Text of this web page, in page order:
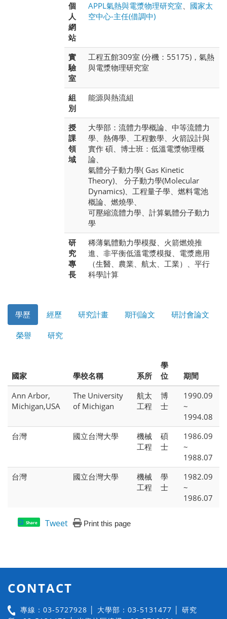
個
人
網
站
APPL氣熱與電漿物理研究室、 國家太
空中心-主任(借調中)
實
驗
室
工程五館309室 (分機：55175)，氣熱
與電漿物理研究室
組
別
能源與熱流組
授
課
領
域
大學部：流體力學概論、中等流體力
學、熱傳學、工程數學、火箭設計與
實作 碩、博士班：低溫電漿物理概
論、
氣體分子動力學( Gas Kinetic
Theory)、 分子動力學(Molecular
Dynamics)、工程量子學、燃料電池
概論、燃燒學、
可壓縮流體力學、計算氣體分子動力
學
研
究
專
長
稀薄氣體動力學模擬、火箭燃燒推
進、非平衡低溫電漿模擬、電漿應用
（生醫、農業、航太、工業）、平行
科學計算
學歷 經歷 研究計畫 期刊論文 研討會論文
榮譽 研究
國家 學校名稱 系所
學
位
期間
Ann Arbor,
Michigan,USA
The University
of Michigan
航太
工程
博
士
1990.09
~
1994.08
台灣
國立台灣大學
機械
工程
碩
士
1986.09
~
1988.07
台灣
國立台灣大學
機械
工程
學
士
1982.09
~
1986.07
Share Tweet Print this page
CONTACT
專線：03-5727928 │ 大學部：03-5131477 │ 研究